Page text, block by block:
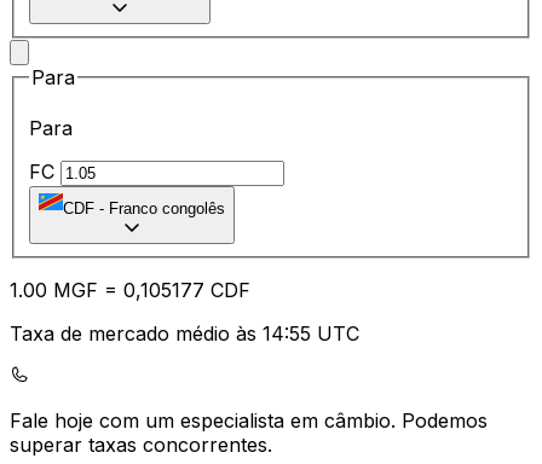
Para
Para
FC
CDF - Franco congolês
1.00 MGF = 0,105177 CDF
Taxa de mercado médio às 14:55 UTC
Fale hoje com um especialista em câmbio. Podemos
superar taxas concorrentes.